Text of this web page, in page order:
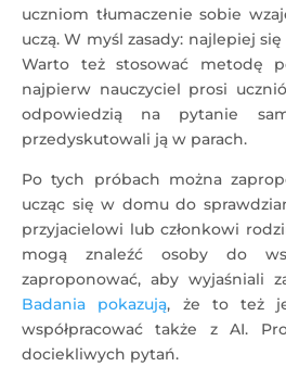
uczniom tłumaczenie sobie
uczą. W myśl zasady: najlepiej
Warto też stosować metodę
najpierw nauczyciel prosi
odpowiedzią na pytanie
przedyskutowali ją w parach.
Po tych próbach można
ucząc się w domu do
przyjacielowi lub członkowi
mogą znaleźć osoby do
zaproponować, aby wyjaśniali
Badania pokazują, że to też
współpracować także z AI.
dociekliwych pytań.